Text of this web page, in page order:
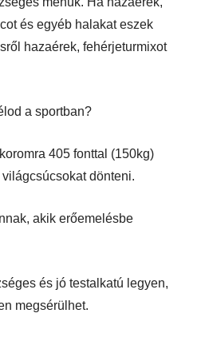
és egyéb halakat eszek
hazaérek, fehérjeturmixot
a sportban?
405 fonttal (150kg)
dönteni.
akik erőemelésbe
és jó testalkatú legyen,
megsérülhet.